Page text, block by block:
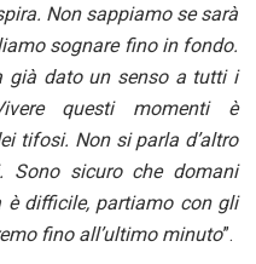
Non sappiamo se sarà
sognare fino in fondo.
già dato un senso a tutti i
questi momenti è
tifosi. Non si parla d’altro
Sono sicuro che domani
è difficile, partiamo con gli
fino all’ultimo minuto”.